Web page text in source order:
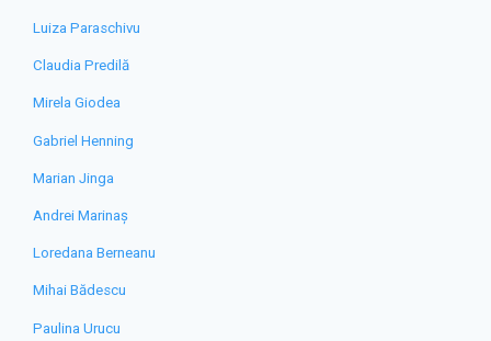
Luiza Paraschivu
Claudia Predilă
Mirela Giodea
Gabriel Henning
Marian Jinga
Andrei Marinaș
Loredana Berneanu
Mihai Bădescu
Paulina Urucu